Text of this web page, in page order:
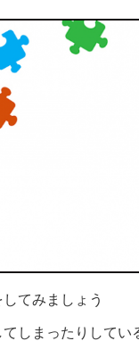
てみましょう
しまったりしてい